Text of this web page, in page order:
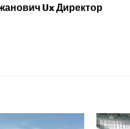
Ux Директор